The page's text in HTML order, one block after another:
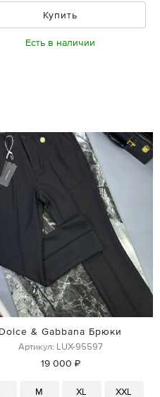
Купить
Есть в наличии
Dolce & Gabbana Брюки
Артикул: LUX-95597
19 000 ₽
M XL XXL